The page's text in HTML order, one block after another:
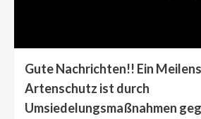
Gute Nachrichten!! Ein
Artenschutz ist durch
Umsiedelungsmaßnahmen